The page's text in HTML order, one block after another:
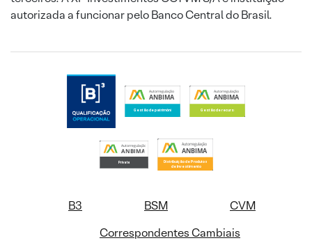
autorizada a funcionar pelo Banco Central do Brasil.
B3 BSM
CVM
Correspondentes Cambiais